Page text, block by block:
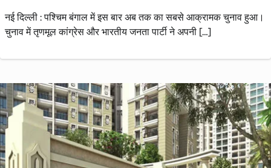
नई दिल्ली : पश्चिम बंगाल में इस बार अब तक का सबसे आक्रामक चुनाव हुआ।
चुनाव में तृणमूल कांग्रेस और भारतीय जनता पार्टी ने अपनी […]